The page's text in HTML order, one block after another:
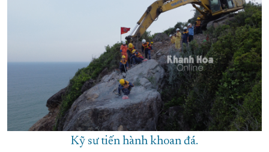
Kỹ sư tiến hành khoan đá.